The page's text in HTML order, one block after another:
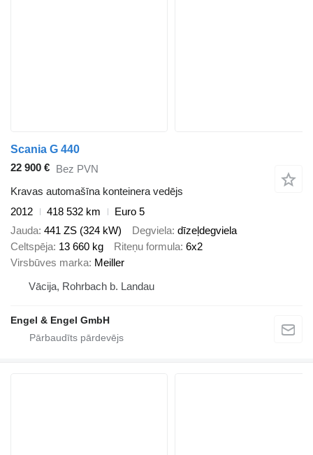
Scania G 440
22 900 € Bez PVN
Kravas automašīna konteinera vedējs
2012
418 532 km
Euro 5
Jauda 441 ZS (324 kW) Degviela dīzeļdegviela
Celtspēja 13 660 kg Riteņu formula 6x2
Virsbūves marka Meiller
Vācija, Rohrbach b. Landau
Engel & Engel GmbH